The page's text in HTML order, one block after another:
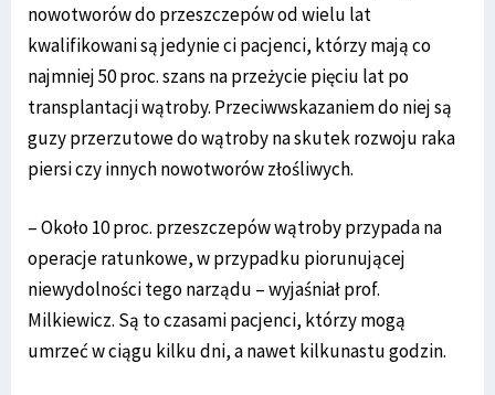
nowotworów do przeszczepów od wielu lat
kwalifikowani są jedynie ci pacjenci, którzy mają co
najmniej 50 proc. szans na przeżycie pięciu lat po
transplantacji wątroby. Przeciwwskazaniem do niej są
guzy przerzutowe do wątroby na skutek rozwoju raka
piersi czy innych nowotworów złośliwych.
– Około 10 proc. przeszczepów wątroby przypada na
operacje ratunkowe, w przypadku piorunującej
niewydolności tego narządu – wyjaśniał prof.
Milkiewicz. Są to czasami pacjenci, którzy mogą
umrzeć w ciągu kilku dni, a nawet kilkunastu godzin.